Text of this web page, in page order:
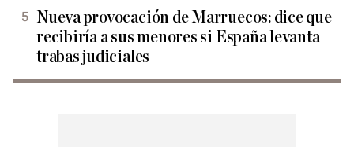
Nueva provocación de Marruecos: dice que
recibiría a sus menores si España levanta
trabas judiciales